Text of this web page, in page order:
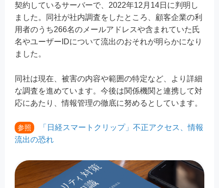
契約しているサーバーで、2022年12月14日に判明し
ました。同社が社内調査をしたところ、顧客企業の利
用者のうち266名のメールアドレスや含まれていた氏
名やユーザーIDについて流出のおそれが明らかになり
ました。
同社は現在、被害の内容や範囲の特定など、より詳細
な調査を進めています。今後は関係機関と連携して対
応にあたり、情報管理の徹底に努めるとしています。
参照
「日経スマートクリップ」不正アクセス、情報
流出の恐れ